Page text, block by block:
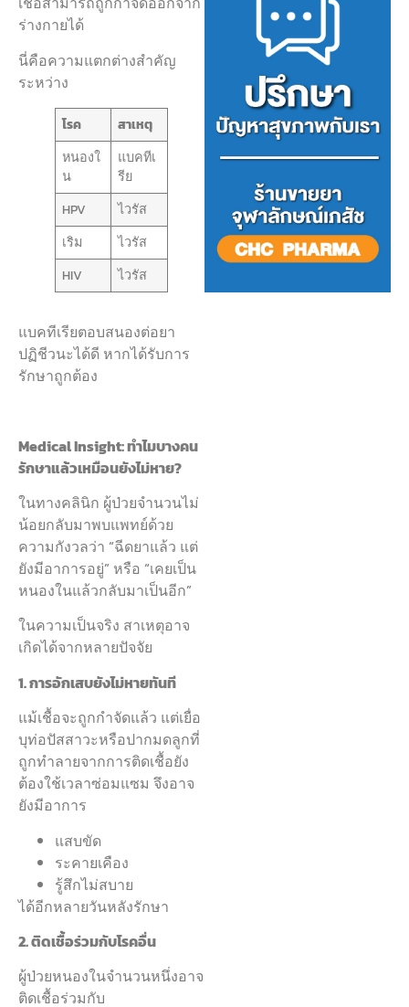
ร่างกายได้
นี่คือความแตกต่างสำคัญ
ระหว่าง
โรค
สาเหตุ
หนองใ
น
แบคทีเ
รีย
HPV
ไวรัส
เริม
ไวรัส
HIV
ไวรัส
แบคทีเรียตอบสนองต่อยา
ปฏิชีวนะได้ดี หากได้รับการ
รักษาถูกต้อง
Medical Insight:ทำไมบางคน
รักษาแล้วเหมือนยังไม่หาย?
ในทางคลินิก ผู้ป่วยจำนวนไม่
น้อยกลับมาพบแพทย์ด้วย
ความกังวลว่า “ฉีดยาแล้ว แต่
ยังมีอาการอยู่” หรือ “เคยเป็น
หนองในแล้วกลับมาเป็นอีก”
ในความเป็นจริง สาเหตุอาจ
เกิดได้จากหลายปัจจัย
1.การอักเสบยังไม่หายทันที
แม้เชื้อจะถูกกำจัดแล้ว แต่เยื่อ
บุท่อปัสสาวะหรือปากมดลูกที่
ถูกทำลายจากการติดเชื้อยัง
ต้องใช้เวลาซ่อมแซม จึงอาจ
ยังมีอาการ
แสบขัด
ระคายเคือง
รู้สึกไม่สบาย
ได้อีกหลายวันหลังรักษา
2.ติดเชื้อร่วมกับโรคอื่น
ผู้ป่วยหนองในจำนวนหนึ่งอาจ
ติดเชื้อร่วมกับ